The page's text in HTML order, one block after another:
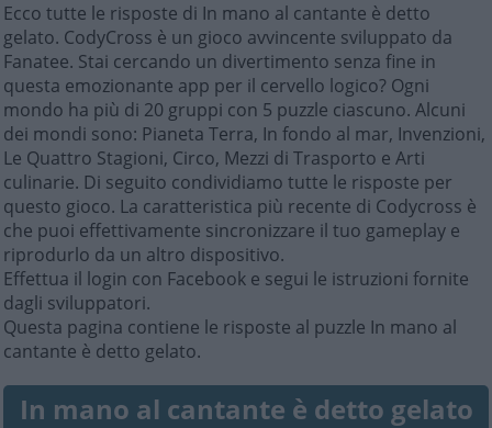
Ecco tutte le risposte di In mano al cantante è detto
gelato. CodyCross è un gioco avvincente sviluppato da
Fanatee. Stai cercando un divertimento senza fine in
questa emozionante app per il cervello logico? Ogni
mondo ha più di 20 gruppi con 5 puzzle ciascuno. Alcuni
dei mondi sono: Pianeta Terra, In fondo al mar, Invenzioni,
Le Quattro Stagioni, Circo, Mezzi di Trasporto e Arti
culinarie. Di seguito condividiamo tutte le risposte per
questo gioco. La caratteristica più recente di Codycross è
che puoi effettivamente sincronizzare il tuo gameplay e
riprodurlo da un altro dispositivo.
Effettua il login con Facebook e segui le istruzioni fornite
dagli sviluppatori.
Questa pagina contiene le risposte al puzzle In mano al
cantante è detto gelato.
In mano al cantante è detto gelato